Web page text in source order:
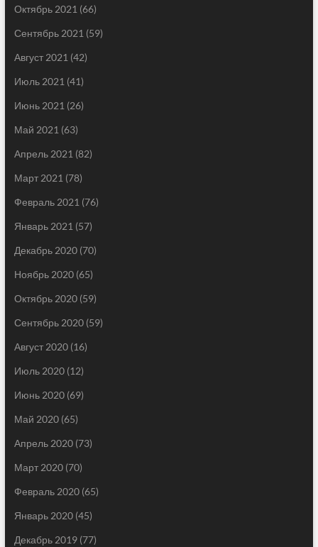
Октябрь 2021 (66)
Сентябрь 2021 (59)
Август 2021 (42)
Июль 2021 (41)
Июнь 2021 (26)
Май 2021 (63)
Апрель 2021 (82)
Март 2021 (78)
Февраль 2021 (76)
Январь 2021 (57)
Декабрь 2020(70)
Ноябрь 2020(65)
Октябрь 2020(59)
Сентябрь 2020(59)
Август 2020(16)
Июль 2020(12)
Июнь 2020(69)
Май 2020(65)
Апрель 2020(73)
Март 2020(70)
Февраль 2020(65)
Январь 2020(45)
Декабрь 2019(77)